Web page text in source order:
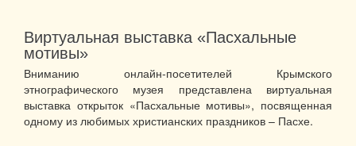
Виртуальная выставка «Пасхальные
мотивы»
Вниманию онлайн-посетителей Крымского
этнографического музея представлена виртуальная
выставка открыток «Пасхальные мотивы», посвященная
одному из любимых христианских праздников – Пасхе.